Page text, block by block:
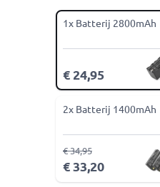
1x Batterij 2800mAh
€ 24,95
2x Batterij 1400mAh
€ 33,20
€ 34,95